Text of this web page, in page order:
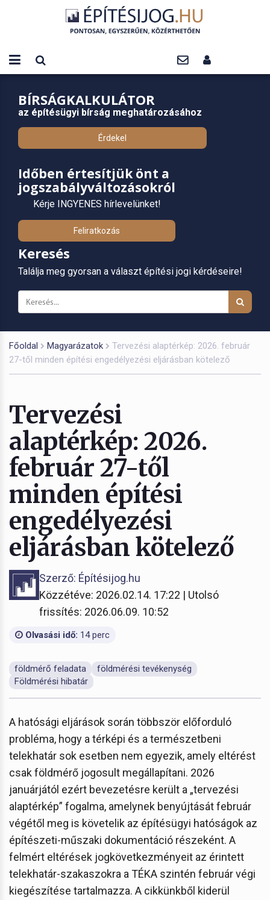
BÍRSÁGKALKULÁTOR
az építésügyi bírság meghatározásához
Érdekel
Időben értesítjük önt a
jogszabályváltozásokról
Kérje INGYENES hírlevelünket!
Feliratkozás
Keresés
Találja meg gyorsan a választ építési jogi kérdéseire!
Főoldal Magyarázatok
Tervezési alaptérkép: 2026. február
27-től minden építési engedélyezési eljárásban kötelező
Tervezési
alaptérkép: 2026.
február 27-től
minden építési
engedélyezési
eljárásban kötelező
Szerző: Építésijog.hu
Közzétéve: 2026.02.14. 17:22 | Utolsó
frissítés: 2026.06.09. 10:52
Olvasási idő: 14 perc
földmérő feladata
földmérési tevékenység
Földmérési hibatár
A hatósági eljárások során többször előforduló
probléma, hogy a térképi és a természetbeni
telekhatár sok esetben nem egyezik, amely eltérést
csak földmérő jogosult megállapítani. 2026
januárjától ezért bevezetésre került a „tervezési
alaptérkép” fogalma, amelynek benyújtását február
végétől meg is követelik az építésügyi hatóságok az
építészeti-műszaki dokumentáció részeként. A
felmért eltérések jogkövetkezményeit az érintett
telekhatár-szakaszokra a TÉKA szintén február végi
kiegészítése tartalmazza. A cikkünkből kiderül